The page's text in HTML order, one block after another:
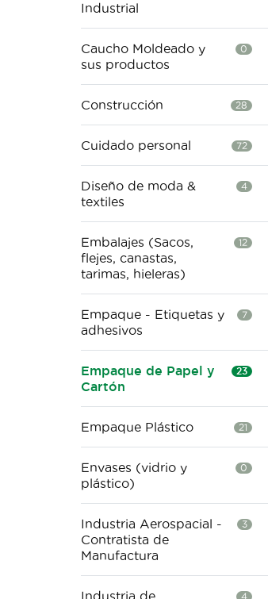
Industrial
Caucho Moldeado y
sus productos
0
Construcción 28
Cuidado personal 72
Diseño de moda &
textiles
4
Embalajes (Sacos,
flejes, canastas,
tarimas, hieleras)
12
Empaque - Etiquetas y
adhesivos
7
Empaque de Papel y
Cartón
23
Empaque Plástico 21
Envases (vidrio y
plástico)
0
Industria Aerospacial -
Contratista de
Manufactura
3
Industria de
4